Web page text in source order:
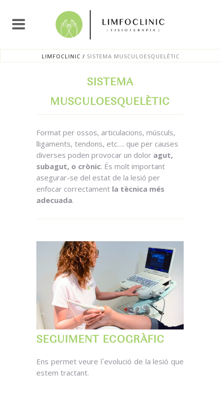
LIMFOCLINIC / SISTEMA MUSCULOESQUELÈTIC
SISTEMA
MUSCULOESQUELÈTIC
Format per ossos, articulacions, músculs,
lligaments, tendons, etc…. que per causes
diverses poden provocar un dolor agut,
subagut, o crònic. És molt important
asegurar-se del estat de la lesió per
enfocar correctament la tècnica més
adecuada.
SEGUIMENT ECOGRÀFIC
Ens permet veure l´evolució de la lesió que
estem tractant.